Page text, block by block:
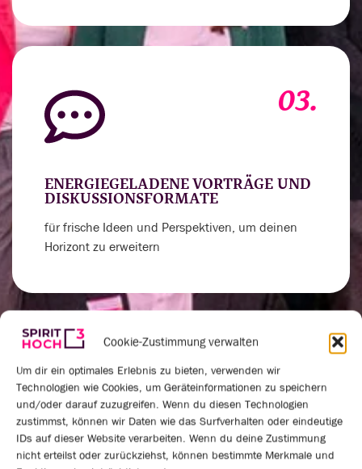
Cookie-Zustimmung verwalten
Um dir ein optimales Erlebnis zu bieten, verwenden wir
Technologien wie Cookies, um Geräteinformationen zu speichern
und/oder darauf zuzugreifen. Wenn du diesen Technologien
zustimmst, können wir Daten wie das Surfverhalten oder eindeutige
IDs auf dieser Website verarbeiten. Wenn du deine Zustimmung
nicht erteilst oder zurückziehst, können bestimmte Merkmale und
03.
ENERGIEGELADENE VORTRÄGE UND
DISKUSSIONSFORMATE
für frische Ideen und Perspektiven, um deinen
Horizont zu erweitern
04.
VERNETZUNGSRUNDEN UND
PRAXISAUSTAUSCH